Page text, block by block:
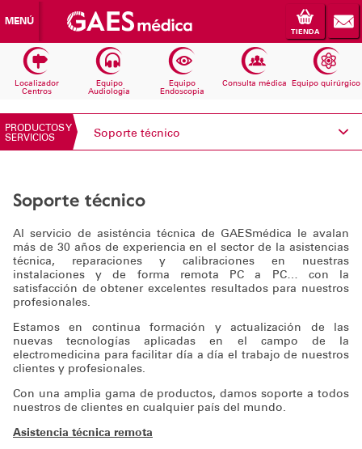
MENÚ
TIENDA
Localizador
Centros
Equipo
Audiologia
Equipo
Endoscopia
Consulta médica Equipo quirúrgico
PRODUCTOS Y
SERVICIOS
Soporte técnico
Equipos Audiología
Equipos Endoscopia
Equipos Consulta médica
Solicita información
Soporte técnico
Soporte técnico
Al servicio de asisténcia técnica de GAESmédica le avalan
más de 30 años de experiencia en el sector de la asistencias
técnica, reparaciones y calibraciones en nuestras
instalaciones y de forma remota PC a PC… con la
satisfacción de obtener excelentes resultados para nuestros
profesionales.
Estamos en continua formación y actualización de las
nuevas tecnologías aplicadas en el campo de la
electromedicina para facilitar día a día el trabajo de nuestros
clientes y profesionales.
Con una amplia gama de productos, damos soporte a todos
nuestros de clientes en cualquier país del mundo.
Asistencia técnica remota